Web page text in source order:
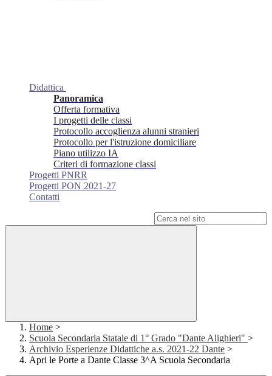
Didattica
Panoramica
Offerta formativa
I progetti delle classi
Protocollo accoglienza alunni stranieri
Protocollo per l'istruzione domiciliare
Piano utilizzo IA
Criteri di formazione classi
Progetti PNRR
Progetti PON 2021-27
Contatti
Home >
Scuola Secondaria Statale di 1° Grado "Dante Alighieri" >
Archivio Esperienze Didattiche a.s. 2021-22 Dante >
Apri le Porte a Dante Classe 3^A Scuola Secondaria